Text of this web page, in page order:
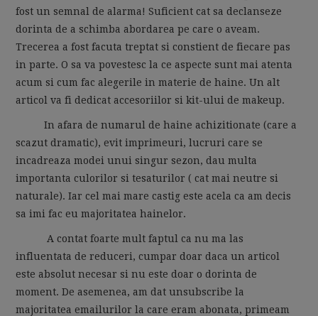
fost un semnal de alarma! Suficient cat sa declanseze
dorinta de a schimba abordarea pe care o aveam.
Trecerea a fost facuta treptat si constient de fiecare pas
in parte. O sa va povestesc la ce aspecte sunt mai atenta
acum si cum fac alegerile in materie de haine. Un alt
articol va fi dedicat accesoriilor si kit-ului de makeup.
In afara de numarul de haine achizitionate (care a
scazut dramatic), evit imprimeuri, lucruri care se
incadreaza modei unui singur sezon, dau multa
importanta culorilor si tesaturilor ( cat mai neutre si
naturale). Iar cel mai mare castig este acela ca am decis
sa imi fac eu majoritatea hainelor.
A contat foarte mult faptul ca nu ma las
influentata de reduceri, cumpar doar daca un articol
este absolut necesar si nu este doar o dorinta de
moment. De asemenea, am dat unsubscribe la
majoritatea emailurilor la care eram abonata, primeam